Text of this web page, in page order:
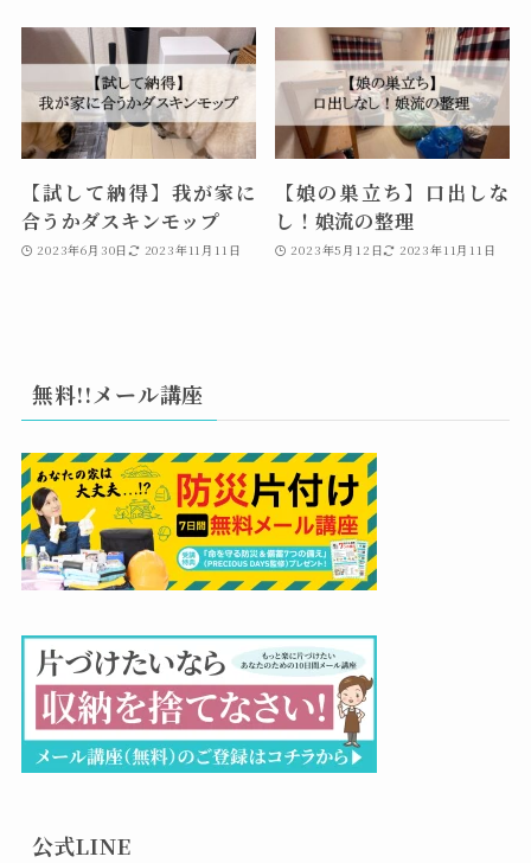
【試して納得】我が家に
合うかダスキンモップ
2023年6月30日 2023年11月11日
【娘の巣立ち】口出しな
し！娘流の整理
2023年5月12日 2023年11月11日
無料!!メール講座
公式LINE